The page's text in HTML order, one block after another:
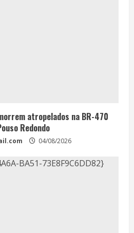
atropelados na BR-470
Redondo
04/08/2026